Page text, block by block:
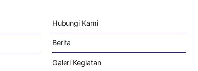
Hubungi Kami
Berita
Galeri Kegiatan